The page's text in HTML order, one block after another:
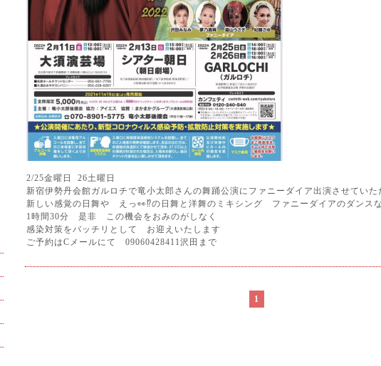
2/25金曜日 26土曜日
新宿伊勢丹会館ガルロチで竜小太郎さんの舞踊公演にファニーダイア出演させていた
新しい感覚の日舞や えっ👀⁉️の日舞と洋舞のミキシング ファニーダイアのダン
1時間30分 是非 この機会をおみのがしなく
感染対策をバッチリとして お迎えいたします
ご予約はCメールにて 09060428411沢田まで
1